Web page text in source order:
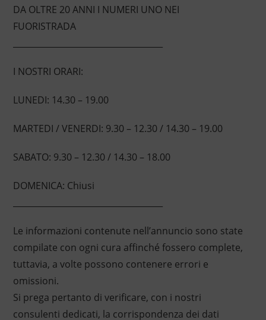
DA OLTRE 20 ANNI I NUMERI UNO NEI
FUORISTRADA
I NOSTRI ORARI:
LUNEDI: 14.30 – 19.00
MARTEDI / VENERDI: 9.30 – 12.30 / 14.30 – 19.00
SABATO: 9.30 – 12.30 / 14.30 – 18.00
DOMENICA: Chiusi
Le informazioni contenute nell’annuncio sono state
compilate con ogni cura affinché fossero complete,
tuttavia, a volte possono contenere errori e
omissioni.
Si prega pertanto di verificare, con i nostri
consulenti dedicati, la corrispondenza dei dati